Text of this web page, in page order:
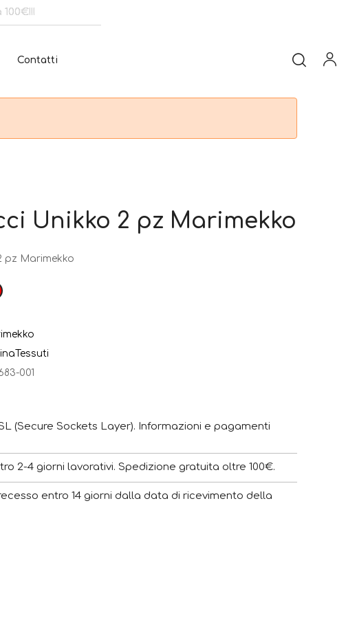
Contatti
Unikko 2 pz Marimekko
pz Marimekko
Rosso
Tessuti
001
(Secure Sockets Layer). Informazioni e pagamenti
2-4 giorni lavorativi. Spedizione gratuita oltre 100€.
entro 14 giorni dalla data di ricevimento della